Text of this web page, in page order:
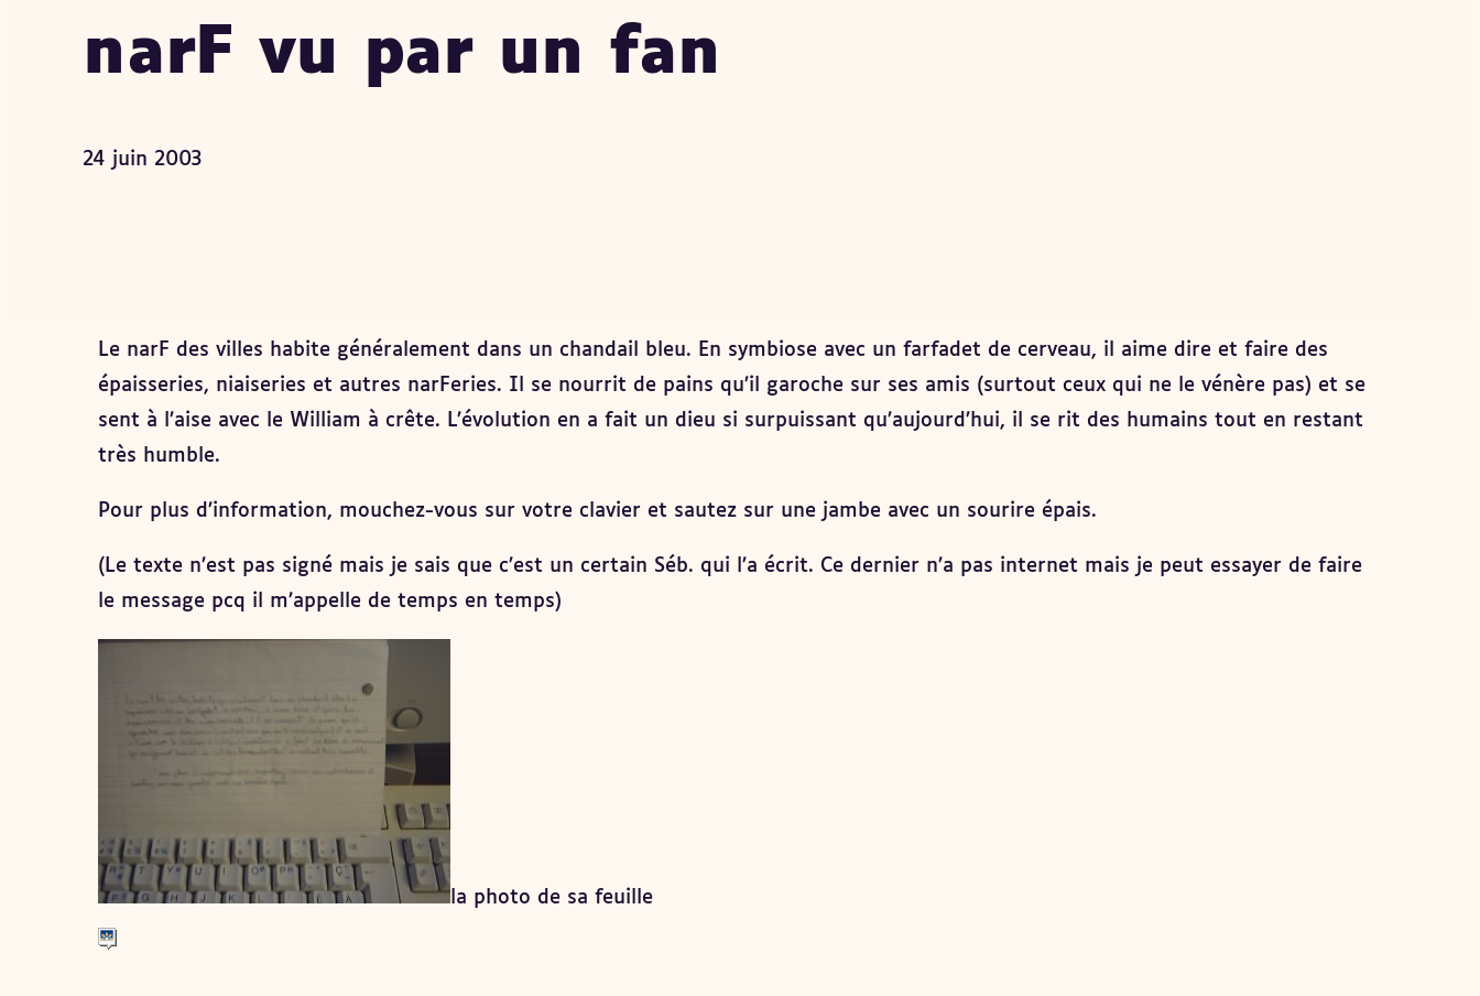
narF vu par un fan
24 juin 2003
Le narF des villes habite généralement dans un chandail bleu. En symbiose avec un farfadet de cerveau, il aime dire et faire des
épaisseries, niaiseries et autres narFeries. Il se nourrit de pains qu’il garoche sur ses amis (surtout ceux qui ne le vénère pas) et se
sent à l’aise avec le William à crête. L’évolution en a fait un dieu si surpuissant qu’aujourd’hui, il se rit des humains tout en restant
très humble.
Pour plus d’information, mouchez-vous sur votre clavier et sautez sur une jambe avec un sourire épais.
(Le texte n’est pas signé mais je sais que c’est un certain Séb. qui l’a écrit. Ce dernier n’a pas internet mais je peut essayer de faire
le message pcq il m’appelle de temps en temps)
la photo de sa feuille